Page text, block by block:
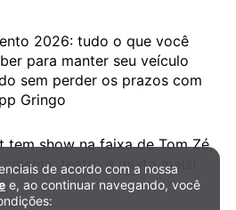
2026: tudo o que você
para manter seu veículo
sem perder os prazos com
Gringo
tem show na faixa de Tom Zé,
teatro e muito mais!
Cookiesde acordo com a nossa
e, ao continuar navegando, você